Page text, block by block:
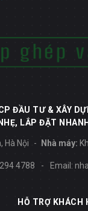
ĐẦU TƯ & XÂY
LẮP ĐẶT
Hà Nội Nhà máy:
4788 - Email:
HỖ TRỢ KHÁCH